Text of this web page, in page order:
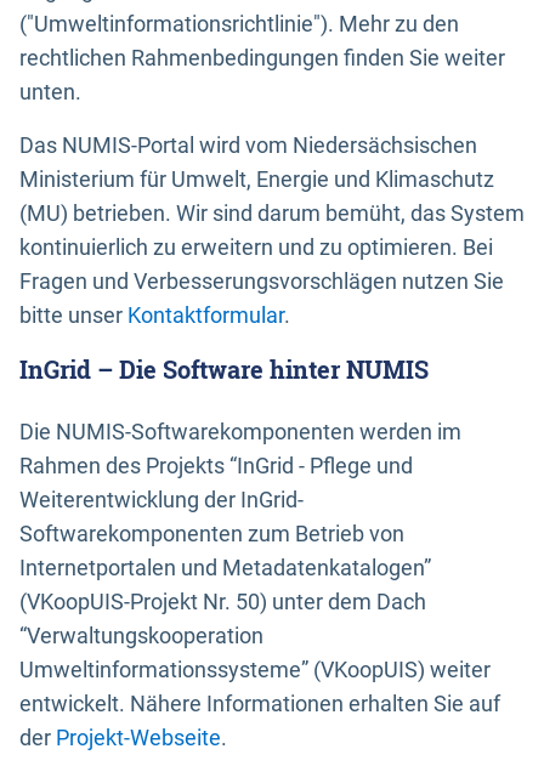
("Umweltinformationsrichtlinie"). Mehr zu den
rechtlichen Rahmenbedingungen finden Sie weiter
unten.
Das NUMIS-Portal wird vom Niedersächsischen
Ministerium für Umwelt, Energie und Klimaschutz
(MU) betrieben. Wir sind darum bemüht, das System
kontinuierlich zu erweitern und zu optimieren. Bei
Fragen und Verbesserungsvorschlägen nutzen Sie
bitte unser Kontaktformular.
InGrid – Die Software hinter NUMIS
Die NUMIS-Softwarekomponenten werden im
Rahmen des Projekts “InGrid - Pflege und
Weiterentwicklung der InGrid-
Softwarekomponenten zum Betrieb von
Internetportalen und Metadatenkatalogen”
(VKoopUIS-Projekt Nr. 50) unter dem Dach
“Verwaltungskooperation
Umweltinformationssysteme” (VKoopUIS) weiter
entwickelt. Nähere Informationen erhalten Sie auf
der Projekt-Webseite.